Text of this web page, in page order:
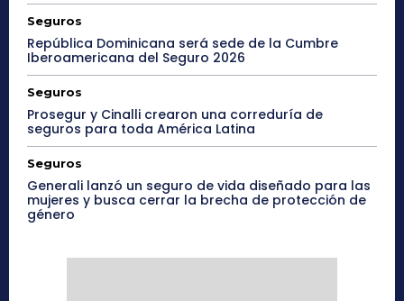
Seguros
República Dominicana será sede de la Cumbre
Iberoamericana del Seguro 2026
Seguros
Prosegur y Cinalli crearon una correduría de
seguros para toda América Latina
Seguros
Generali lanzó un seguro de vida diseñado para las
mujeres y busca cerrar la brecha de protección de
género